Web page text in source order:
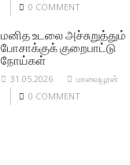
0 COMMENT
மனித உடலை அச்சுறுத்தும்
போசாக்குக் குறைபாட்டு
நோய்கள்
31.05.2026
மாவையூரன்
0 COMMENT